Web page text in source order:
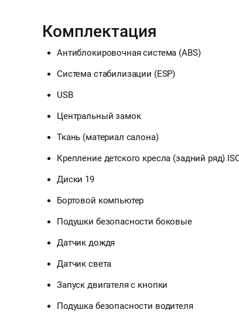
Комплектация
Антиблокировочная система (ABS)
Система стабилизации (ESP)
USB
Центральный замок
Ткань (материал салона)
Крепление детского кресла (задний ряд)
Диски 19
Бортовой компьютер
Подушки безопасности боковые
Датчик дождя
Датчик света
Запуск двигателя с кнопки
Подушка безопасности водителя